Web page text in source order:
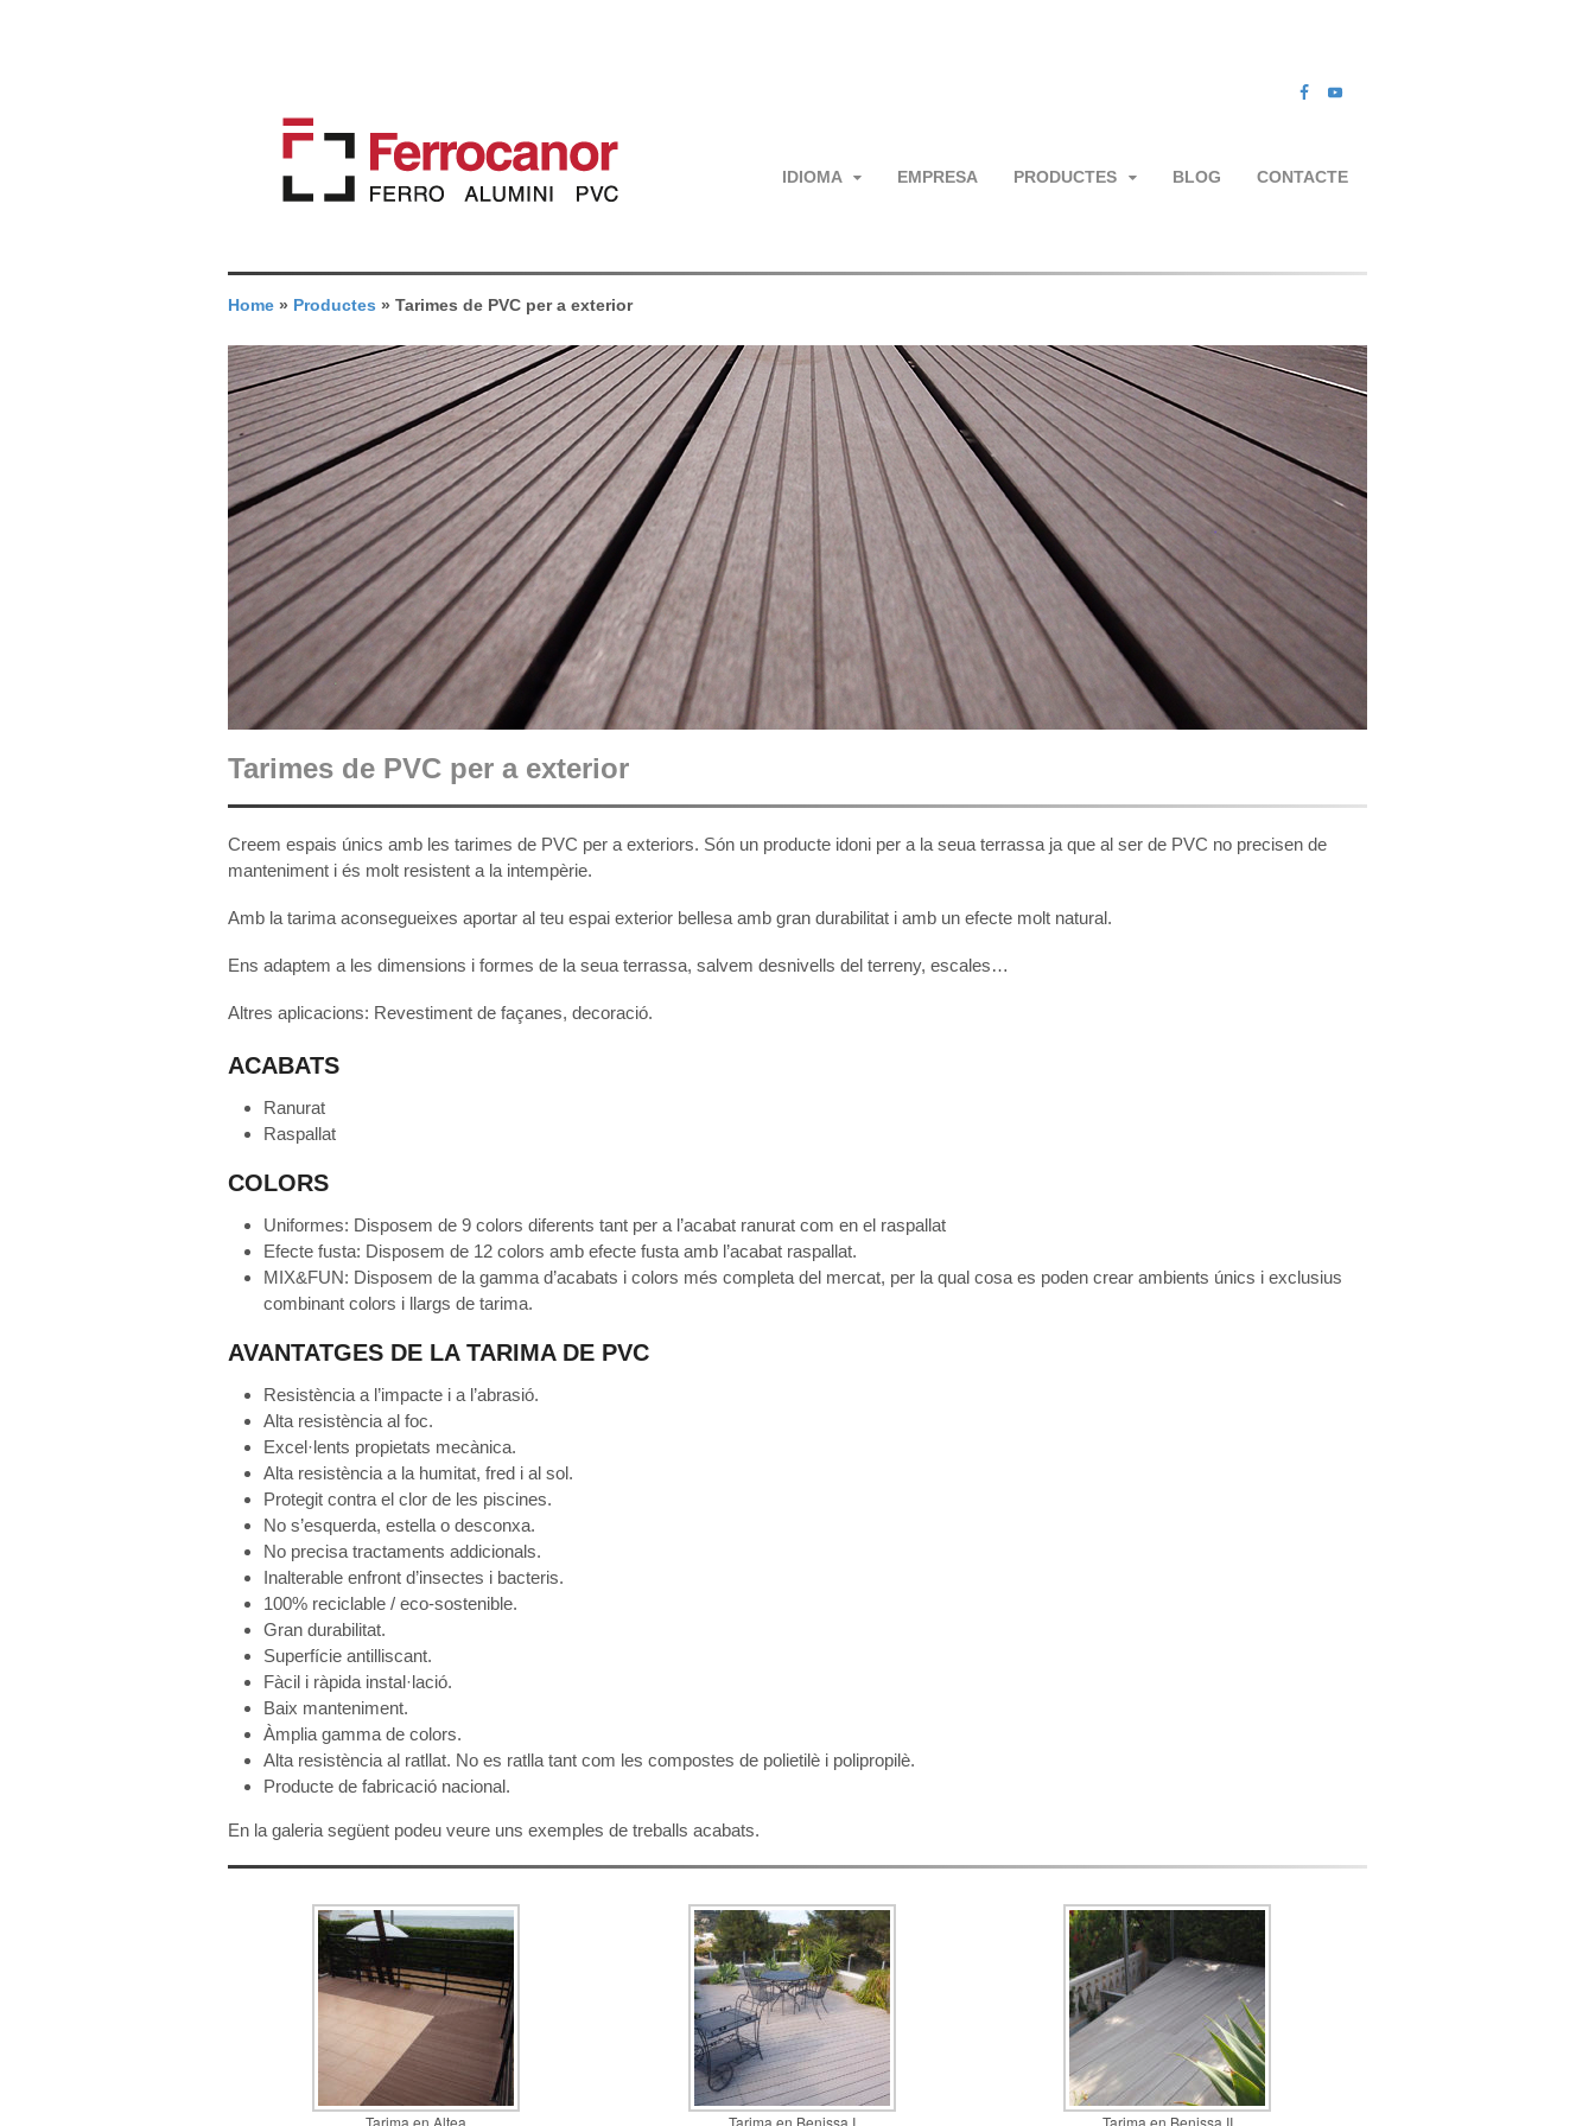
IDIOMA EMPRESA PRODUCTES BLOG CONTACTE
Home » Productes » Tarimes de PVC per a exterior
Tarimes de PVC per a exterior
Creem espais únics amb les tarimes de PVC per a exteriors. Són un producte idoni per a la seua terrassa ja que al ser de PVC no precisen de
manteniment i és molt resistent a la intempèrie.
Amb la tarima aconsegueixes aportar al teu espai exterior bellesa amb gran durabilitat i amb un efecte molt natural.
Ens adaptem a les dimensions i formes de la seua terrassa, salvem desnivells del terreny, escales…
Altres aplicacions: Revestiment de façanes, decoració.
ACABATS
Ranurat
Raspallat
COLORS
Uniformes: Disposem de 9 colors diferents tant per a l’acabat ranurat com en el raspallat
Efecte fusta: Disposem de 12 colors amb efecte fusta amb l’acabat raspallat.
MIX&FUN: Disposem de la gamma d’acabats i colors més completa del mercat, per la qual cosa es poden crear ambients únics i exclusius
combinant colors i llargs de tarima.
AVANTATGES DE LA TARIMA DE PVC
Resistència a l’impacte i a l’abrasió.
Alta resistència al foc.
Excel·lents propietats mecànica.
Alta resistència a la humitat, fred i al sol.
Protegit contra el clor de les piscines.
No s’esquerda, estella o desconxa.
No precisa tractaments addicionals.
Inalterable enfront d’insectes i bacteris.
100% reciclable / eco-sostenible.
Gran durabilitat.
Superfície antilliscant.
Fàcil i ràpida instal·lació.
Baix manteniment.
Àmplia gamma de colors.
Alta resistència al ratllat. No es ratlla tant com les compostes de polietilè i polipropilè.
Producte de fabricació nacional.
En la galeria següent podeu veure uns exemples de treballs acabats.
Tarima en Altea Tarima en Benissa I Tarima en Benissa II